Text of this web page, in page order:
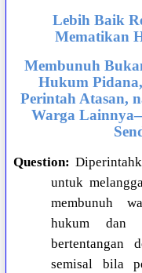
Lebih Baik
Mematikan
Membunuh
Hukum
Perintah Atasan,
Warga
Question:
untuk
membunuh
hukum dan
bertentangan
semisal bila